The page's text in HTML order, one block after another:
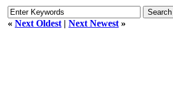
« Next Oldest | Next Newest »